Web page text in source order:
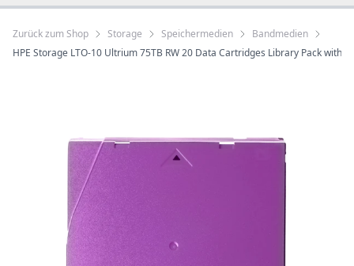
Zurück zum Shop Storage Speichermedien
Bandmedien
HPE Storage LTO-10 Ultrium 75TB RW 20 Data Cartridges Library Pack